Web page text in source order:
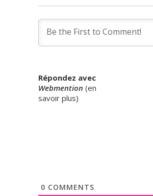
Répondez avec
Webmention (en
savoir plus)
0 COMMENTS